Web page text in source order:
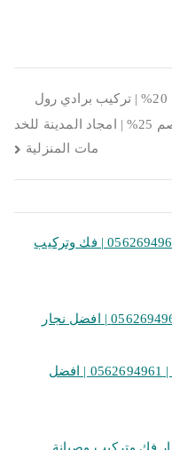
شركة نقل عفش بالمدينة المنورة بخصم 25% | امجاد المدينة للخد
مات المنزلية
فني تركيب مطابخ بالمدينة المنورة | 0562694961 | فك وتركيب
نجار تركيب غرف نوم بالمدينة المنورة | 0562694961 | افضل